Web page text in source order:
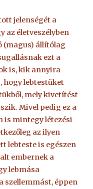
jelenségét a
az életveszélyben
(magus) állítólag
ezt a
is, kik annyira
hogy lebtestüket
mely kivetítést
Mivel pedig ez a
is mintegy létezési
az ilyen
lebteste is egészen
embernek a
lebmása
szellemmást, éppen